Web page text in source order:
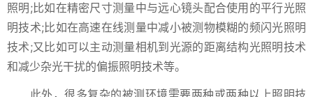
照明;比如在精密尺寸测量中与远心镜头配合使用的平行光照
明技术;比如在高速在线测量中减小被测物模糊的频闪光照明
技术;又比如可以主动测量相机到光源的距离结构光照明技术
和减少杂光干扰的偏振照明技术等。
此外，很多复杂的被测环境需要两种或两种以上照明技